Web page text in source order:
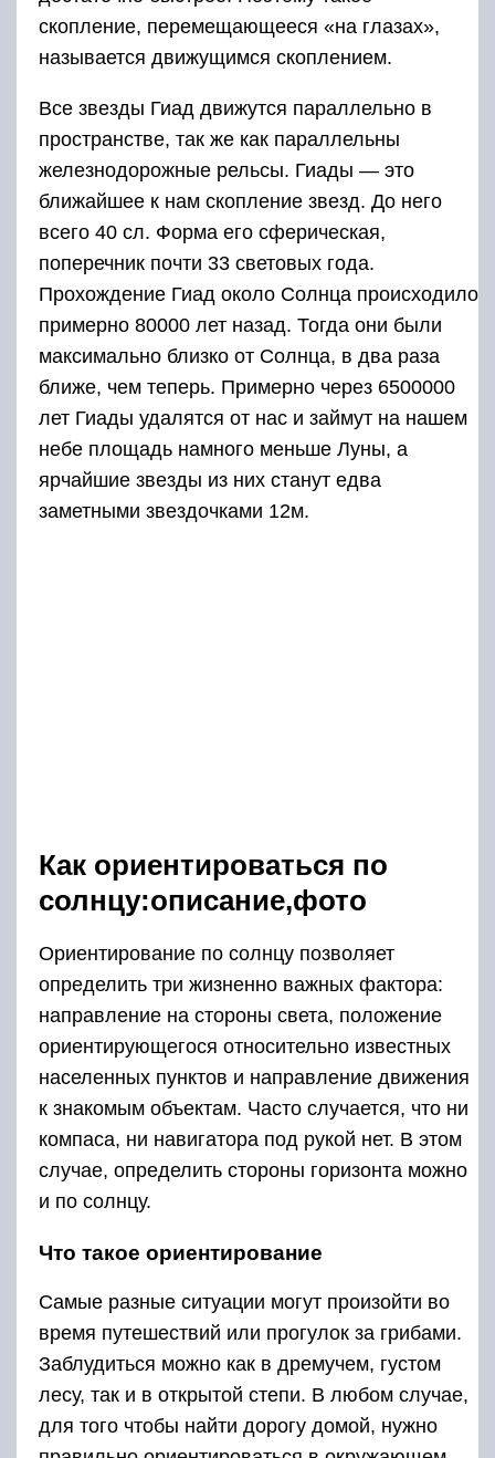
скопление, перемещающееся «на глазах»,
называется движущимся скоплением.
Все звезды Гиад движутся параллельно в
пространстве, так же как параллельны
железнодорожные рельсы. Гиады — это
ближайшее к нам скопление звезд. До него
всего 40 сл. Форма его сферическая,
поперечник почти 33 световых года.
Прохождение Гиад около Солнца происходило
примерно 80000 лет назад. Тогда они были
максимально близко от Солнца, в два раза
ближе, чем теперь. Примерно через 6500000
лет Гиады удалятся от нас и займут на нашем
небе площадь намного меньше Луны, а
ярчайшие звезды из них станут едва
заметными звездочками 12м.
Как ориентироваться по
солнцу:описание,фото
Ориентирование по солнцу позволяет
определить три жизненно важных фактора:
направление на стороны света, положение
ориентирующегося относительно известных
населенных пунктов и направление движения
к знакомым объектам. Часто случается, что ни
компаса, ни навигатора под рукой нет. В этом
случае, определить стороны горизонта можно
и по солнцу.
Что такое ориентирование
Самые разные ситуации могут произойти во
время путешествий или прогулок за грибами.
Заблудиться можно как в дремучем, густом
лесу, так и в открытой степи. В любом случае,
для того чтобы найти дорогу домой, нужно